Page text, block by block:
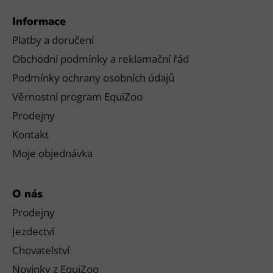
Informace
Platby a doručení
Obchodní podmínky a reklamační řád
Podmínky ochrany osobních údajů
Věrnostní program EquiZoo
Prodejny
Kontakt
Moje objednávka
O nás
Prodejny
Jezdectví
Chovatelství
Novinky z EquiZoo